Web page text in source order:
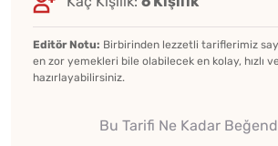
Editör Notu: Birbirinden lezzetli tariflerimiz
en zor yemekleri bile olabilecek en kolay, hızlı
hazırlayabilirsiniz.
Bu Tarifi Ne Kadar